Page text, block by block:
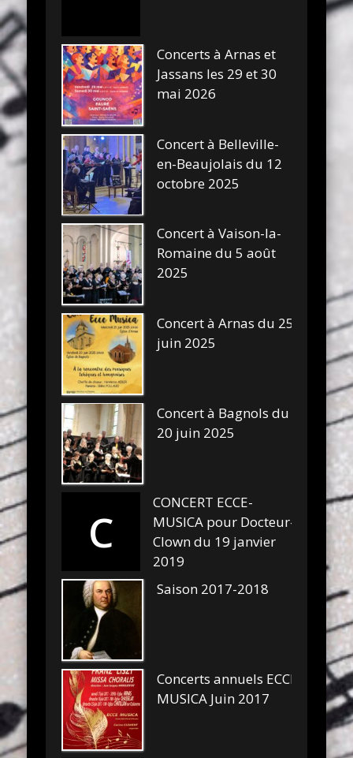
Concerts à Arnas et
Jassans les 29 et 30
mai 2026
Concert à Belleville-
en-Beaujolais du 12
octobre 2025
Concert à Vaison-la-
Romaine du 5 août
2025
Concert à Arnas du 25
juin 2025
Concert à Bagnols du
20 juin 2025
C
CONCERT ECCE-
MUSICA pour Docteur-
Clown du 19 janvier
2019
Saison 2017-2018
Concerts annuels ECCE
MUSICA Juin 2017